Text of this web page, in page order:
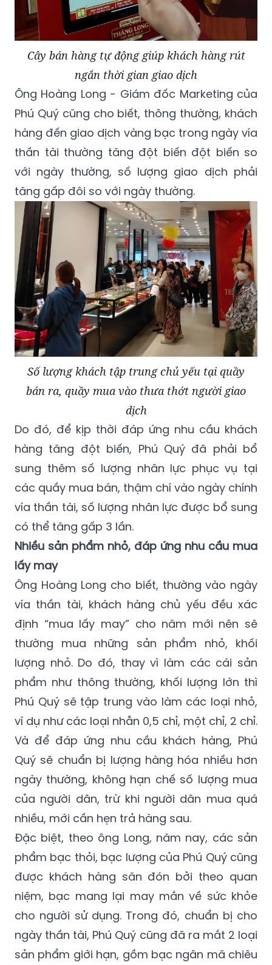
Cây bán hàng tự động giúp khách hàng rút
ngắn thời gian giao dịch
Ông Hoàng Long - Giám đốc Marketing của
Phú Quý cũng cho biết, thông thường, khách
hàng đến giao dịch vàng bạc trong ngày vía
thần tài thường tăng đột biến đột biến so
với ngày thường, số lượng giao dịch phải
tăng gấp đôi so với ngày thường.
Số lượng khách tập trung chủ yếu tại quầy
bán ra, quầy mua vào thưa thớt người giao
dịch
Do đó, để kịp thời đáp ứng nhu cầu khách
hàng tăng đột biến, Phú Quý đã phải bổ
sung thêm số lượng nhân lực phục vụ tại
các quầy mua bán, thậm chí vào ngày chính
vía thần tài, số lượng nhân lực được bổ sung
có thể tăng gấp 3 lần.
Nhiều sản phẩm nhỏ, đáp ứng nhu cầu mua
lấy may
Ông Hoàng Long cho biết, thường vào ngày
vía thần tài, khách hàng chủ yếu đều xác
định “mua lấy may” cho năm mới nên sẽ
thường mua những sản phẩm nhỏ, khối
lượng nhỏ. Do đó, thay vì làm các cái sản
phẩm như thông thường, khối lượng lớn thì
Phú Quý sẽ tập trung vào làm các loại nhỏ,
ví dụ như các loại nhẫn 0,5 chỉ, một chỉ, 2 chỉ.
Và để đáp ứng nhu cầu khách hàng, Phú
Quý sẽ chuẩn bị lượng hàng hóa nhiều hơn
ngày thường, không hạn chế số lượng mua
của người dân, trừ khi người dân mua quá
nhiều, mới cần hẹn trả hàng sau.
Đặc biệt, theo ông Long, năm nay, các sản
phẩm bạc thỏi, bạc lượng của Phú Quý cũng
được khách hàng săn đón bởi theo quan
niệm, bạc mang lại may mắn về sức khỏe
cho người sử dụng. Trong đó, chuẩn bị cho
ngày thần tài, Phú Quý cũng đã ra mắt 2 loại
sản phẩm giới hạn, gồm bạc ngân mã chiêu